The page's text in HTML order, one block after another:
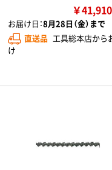
￥41,910
お届け日：8月28日（金）まで
直送品 工具総本店から
け